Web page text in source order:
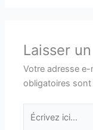
Laisser
Votre adresse e-
obligatoires sont
Écrivez